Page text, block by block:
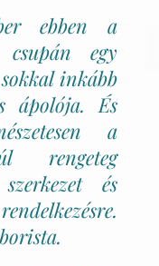
ebben a
csupán egy
inkább
ápolója. És
a
rengeteg
és